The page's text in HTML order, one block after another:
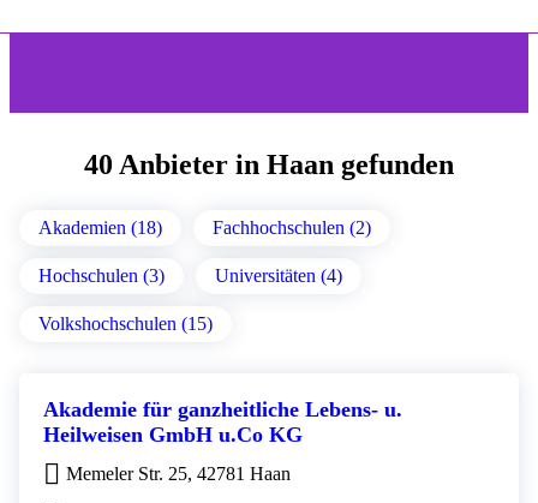
40 Anbieter in Haan gefunden
Akademien (18) Fachhochschulen (2)
Hochschulen (3) Universitäten (4)
Volkshochschulen (15)
Akademie für ganzheitliche Lebens- u.
Heilweisen GmbH u.Co KG
Memeler Str. 25, 42781 Haan